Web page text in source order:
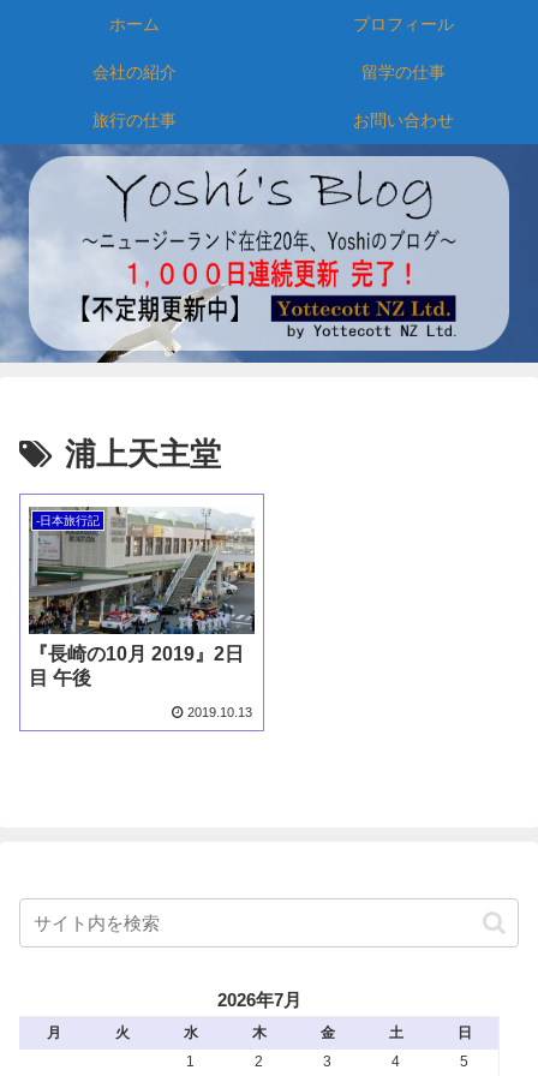
ホーム プロフィール
会社の紹介 留学の仕事
旅行の仕事 お問い合わせ
浦上天主堂
-日本旅行記
『長崎の10月 2019』2日
目 午後
2019.10.13
2026年7月
月 火 水 木 金 土
日
1
2 3 4 5